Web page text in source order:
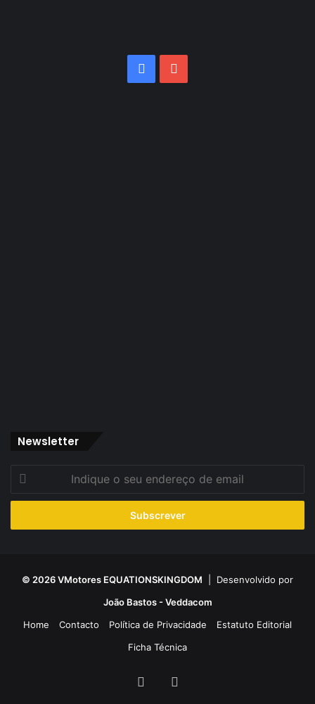
Facebook
Newsletter
seu
de
© 2026 VMotores EQUATIONSKINGDOM | Desenvolvido por
João Bastos - Veddacom
Home
Contacto Política de Privacidade
Estatuto Editorial
Ficha Técnica
Facebook